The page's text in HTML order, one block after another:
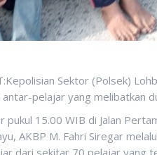
Sektor (Polsek)
pelajar yang melibatkan
pukul 15.00 WIB di Jalan
AKBP M. Fahri Siregar
dari sekitar 70 pelajar yang